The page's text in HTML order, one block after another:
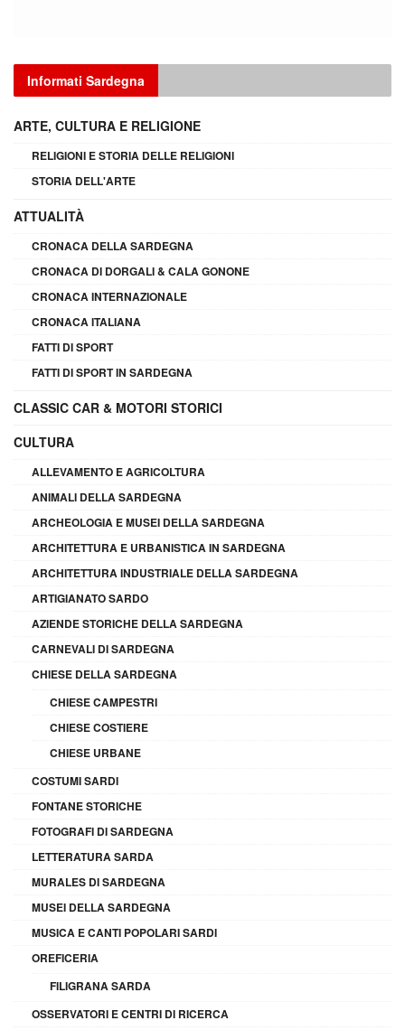
Informati Sardegna
ARTE, CULTURA E RELIGIONE
RELIGIONI E STORIA DELLE RELIGIONI
STORIA DELL'ARTE
ATTUALITÀ
CRONACA DELLA SARDEGNA
CRONACA DI DORGALI & CALA GONONE
CRONACA INTERNAZIONALE
CRONACA ITALIANA
FATTI DI SPORT
FATTI DI SPORT IN SARDEGNA
CLASSIC CAR & MOTORI STORICI
CULTURA
ALLEVAMENTO E AGRICOLTURA
ANIMALI DELLA SARDEGNA
ARCHEOLOGIA E MUSEI DELLA SARDEGNA
ARCHITETTURA E URBANISTICA IN SARDEGNA
ARCHITETTURA INDUSTRIALE DELLA SARDEGNA
ARTIGIANATO SARDO
AZIENDE STORICHE DELLA SARDEGNA
CARNEVALI DI SARDEGNA
CHIESE DELLA SARDEGNA
CHIESE CAMPESTRI
CHIESE COSTIERE
CHIESE URBANE
COSTUMI SARDI
FONTANE STORICHE
FOTOGRAFI DI SARDEGNA
LETTERATURA SARDA
MURALES DI SARDEGNA
MUSEI DELLA SARDEGNA
MUSICA E CANTI POPOLARI SARDI
OREFICERIA
FILIGRANA SARDA
OSSERVATORI E CENTRI DI RICERCA